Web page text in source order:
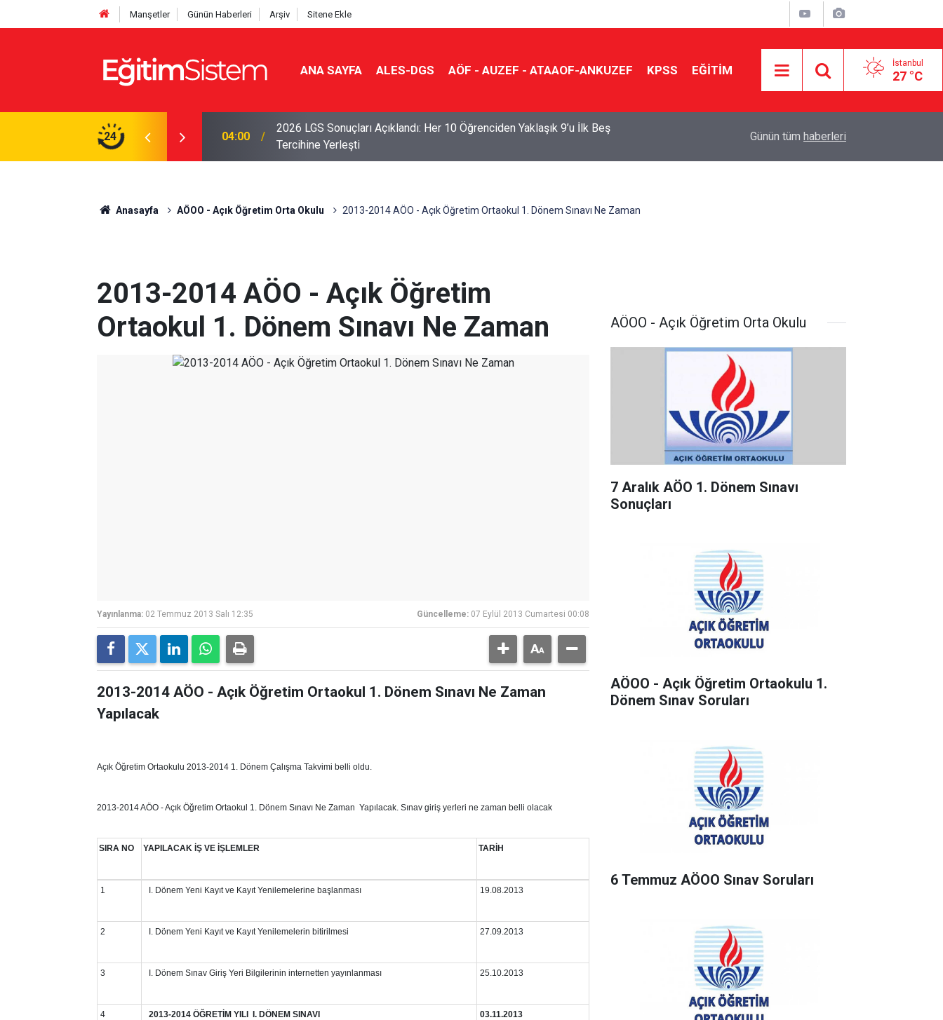
Manşetler Günün Haberleri Arşiv Sitene Ekle
ANA SAYFA ALES-DGS AÖF - AUZEF - ATAAOF-ANKUZEF KPSS EĞİTİM İstanbul
27 °C
24
Sınavla Alan Liseler Yüzde 95,76
04:00
2026 LGS Sonuçları Açıklandı: Her 10 Öğrenciden Yaklaşık 9’u İlk Beş
Tercihine Yerleşti
Yönlendiriyor?
Günün tüm haberleri
Anasayfa AÖOO - Açık Öğretim Orta Okulu 2013-2014 AÖO - Açık Öğretim Ortaokul 1. Dönem Sınavı Ne Zaman
2013-2014 AÖO - Açık Öğretim
Ortaokul 1. Dönem Sınavı Ne Zaman
Yayınlanma: 02 Temmuz 2013 Salı 12:35 Güncelleme: 07 Eylül 2013 Cumartesi 00:08
2013-2014 AÖO - Açık Öğretim Ortaokul 1. Dönem Sınavı Ne Zaman
Yapılacak
Açık Öğretim Ortaokulu 2013-2014 1. Dönem Çalışma Takvimi belli oldu.
2013-2014 AÖO - Açık Öğretim Ortaokul 1. Dönem Sınavı Ne Zaman Yapılacak. Sınav giriş yerleri ne zaman belli olacak
SIRA NO YAPILACAK İŞ VE İŞLEMLER TARİH
1 I. Dönem Yeni Kayıt ve Kayıt Yenilemelerine başlanması 19.08.2013
2 I. Dönem Yeni Kayıt ve Kayıt Yenilemelerin bitirilmesi 27.09.2013
3 I. Dönem Sınav Giriş Yeri Bilgilerinin internetten yayınlanması 25.10.2013
4 2013-2014 ÖĞRETİM YILI I. DÖNEM SINAVI 03.11.2013
AÖOO - Açık Öğretim Orta Okulu
7 Aralık AÖO 1. Dönem Sınavı
Sonuçları
AÖOO - Açık Öğretim Ortaokulu 1.
Dönem Sınav Soruları
6 Temmuz AÖOO Sınav Soruları